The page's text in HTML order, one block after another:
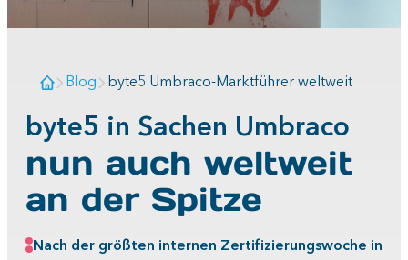
Blog byte5 Umbraco-Marktführer weltweit
byte5 in Sachen Umbraco
nun auch weltweit
an der Spitze
Nach der größten internen Zertifizierungswoche in